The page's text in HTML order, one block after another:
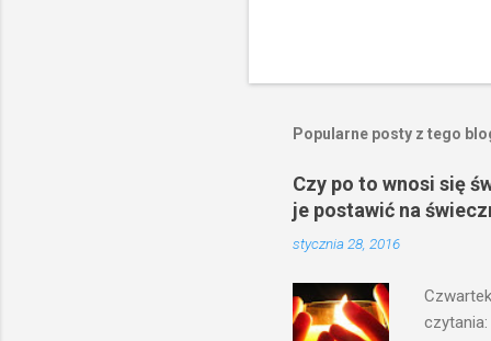
Popularne posty z tego
Czy po to wnosi się
je postawić na
stycznia 28, 2016
czytania: